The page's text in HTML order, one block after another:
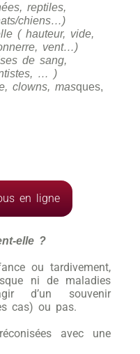
reptiles,
chiens…)
( hauteur, vide,
vent…)
de sang,
… )
clowns, masques,
en ligne
elle ?
ou tardivement,
ni de maladies
d’un souvenir
cas) ou pas.
avec une